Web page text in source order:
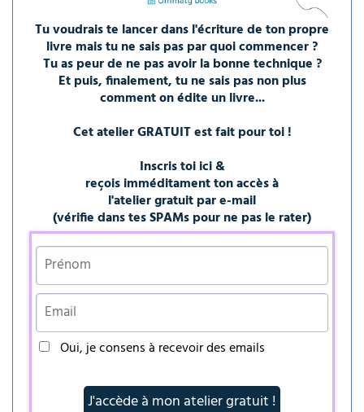
Tu voudrais te lancer dans l'écriture de ton propre
livre mais tu ne sais pas par quoi commencer ?
Tu as peur de ne pas avoir la bonne technique ?
Et puis, finalement, tu ne sais pas non plus
comment on édite un livre...
Cet atelier GRATUIT est fait pour toi !
Inscris toi ici &
reçois imméditament ton accès à
l'atelier gratuit par e-mail
(vérifie dans tes SPAMs pour ne pas le rater)
Oui, je consens à recevoir des emails
J'accède à mon atelier gratuit !